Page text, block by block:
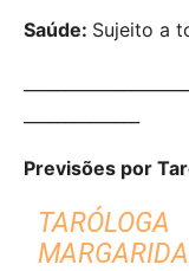
Saúde: Sujeito a
Previsões por